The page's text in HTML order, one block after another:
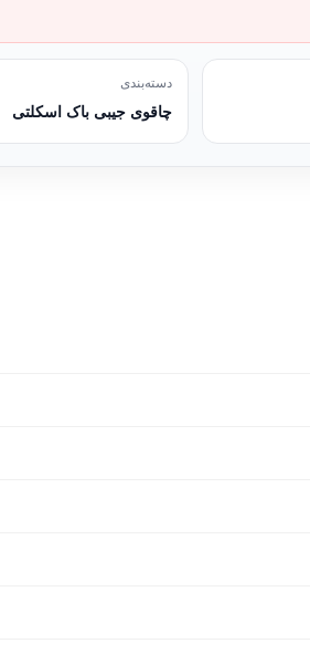
دسته‌بندی
چاقوی جیبی باک اسکلتی